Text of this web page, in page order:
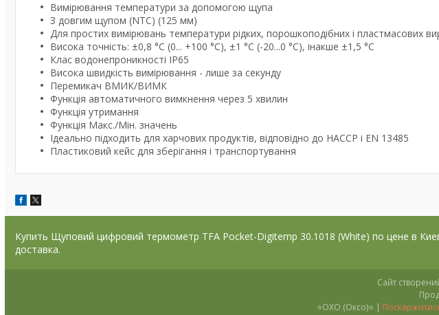
Вимірювання температури за допомогою щупа
З довгим щупом (NTC) (125 мм)
Для простих вимірювань температури рідких, порошкоподібних і пластмасових
Висока точність: ±0,8 °C (0... +100 °C), ±1 °C (-20...0 °C), інакше ±1,5 °C
Клас водонепроникності IP65
Висока швидкість вимірювання - лише за секунду
Перемикач ВМИК/ВИМК
Функція автоматичного вимкнення через 5 хвилин
Функція утримання
Функція Макс./Мін. значень
Ідеально підходить для харчових продуктів, відповідно до HACCP і EN 13485
Пластиковий кейс для зберігання і транспортування
Купить Щуповий цифровий термометр TFA Pocket-Digitemp 30.1018 (White) по цене в
доставка.
Сайт
⭐OXO (Оксо)⭐ |